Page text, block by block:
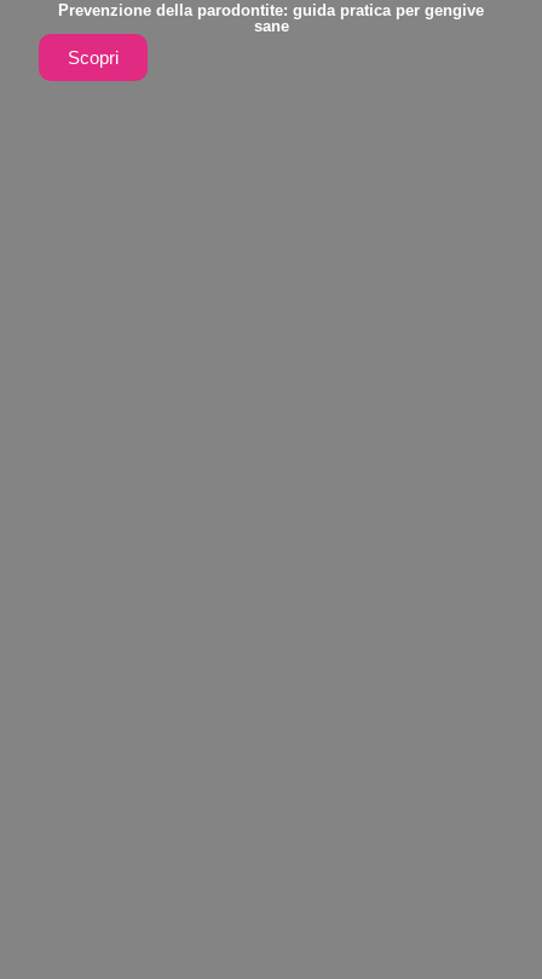
Prevenzione della parodontite: guida pratica per gengive
sane
Scopri